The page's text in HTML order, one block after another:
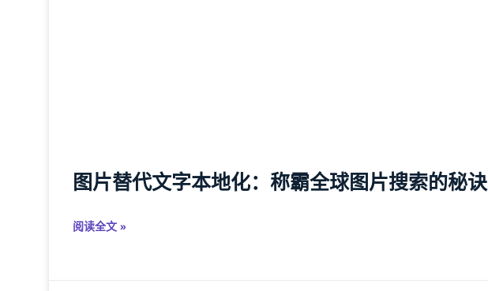
图片替代文字本地化：称霸全球图片搜索的秘诀
阅读全文 »